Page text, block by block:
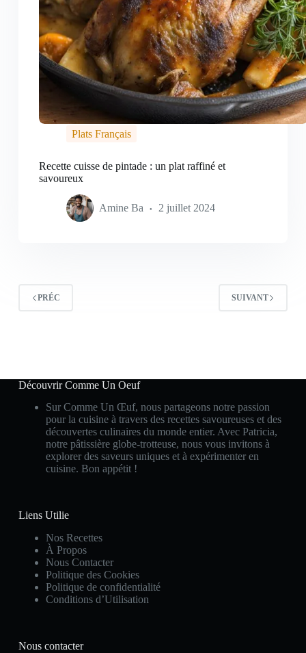
Plats Français
Recette cuisse de pintade : un plat raffiné et
savoureux
Amine Ba 2 juillet 2024
PRÉC SUIVANT
Découvrir Comme Un Oeuf
Sur Comme Un Œuf, nous partageons notre passion
pour la cuisine à travers des recettes savoureuses et des
découvertes culinaires du monde entier. Avec Patricia,
notre pâtissière globe-trotteuse, nous vous invitons à
explorer des saveurs uniques et à expérimenter en
cuisine. Bon appétit !
Liens Utilie
Nos Recettes
À Propos
Nous Contacter
Politique des Cookies
Politique de confidentialité
Conditions d’Utilisation
Nous contacter